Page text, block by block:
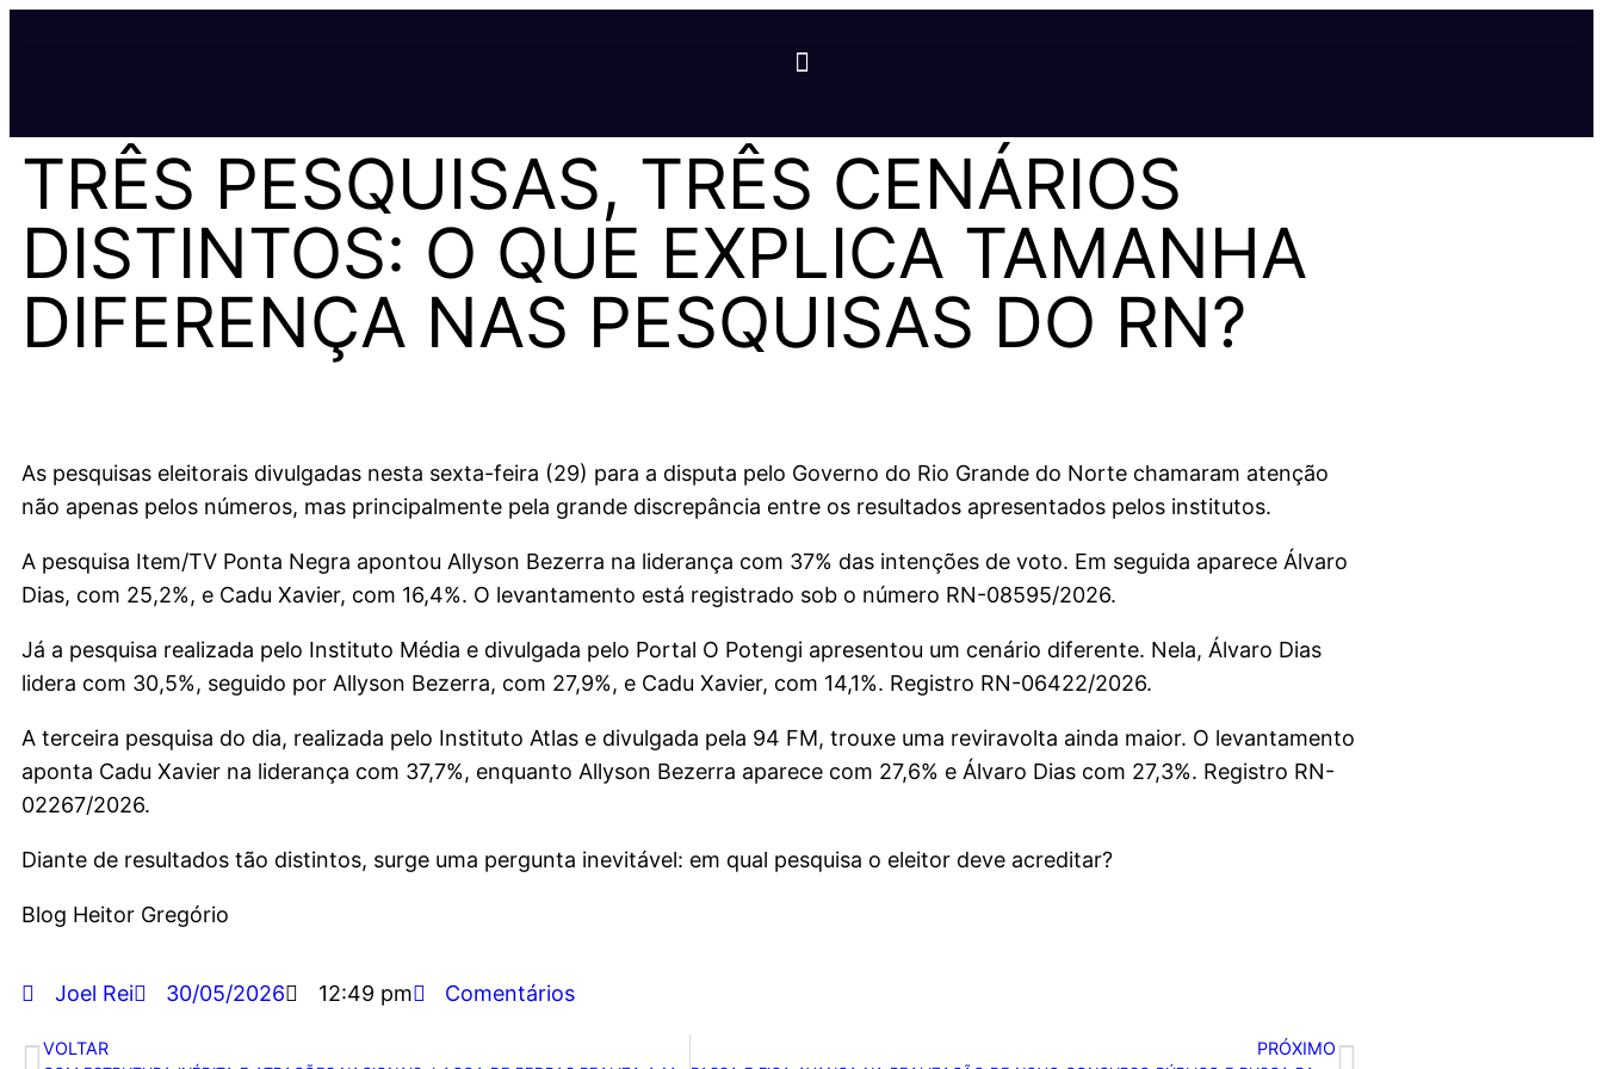
TRÊS PESQUISAS, TRÊS CENÁRIOS
DISTINTOS: O QUE EXPLICA TAMANHA
DIFERENÇA NAS PESQUISAS DO RN?
As pesquisas eleitorais divulgadas nesta sexta-feira (29) para a disputa pelo Governo do Rio Grande do Norte chamaram atenção
não apenas pelos números, mas principalmente pela grande discrepância entre os resultados apresentados pelos institutos.
A pesquisa Item/TV Ponta Negra apontou Allyson Bezerra na liderança com 37% das intenções de voto. Em seguida aparece Álvaro
Dias, com 25,2%, e Cadu Xavier, com 16,4%. O levantamento está registrado sob o número RN-08595/2026.
Já a pesquisa realizada pelo Instituto Média e divulgada pelo Portal O Potengi apresentou um cenário diferente. Nela, Álvaro Dias
lidera com 30,5%, seguido por Allyson Bezerra, com 27,9%, e Cadu Xavier, com 14,1%. Registro RN-06422/2026.
A terceira pesquisa do dia, realizada pelo Instituto Atlas e divulgada pela 94 FM, trouxe uma reviravolta ainda maior. O levantamento
aponta Cadu Xavier na liderança com 37,7%, enquanto Allyson Bezerra aparece com 27,6% e Álvaro Dias com 27,3%. Registro RN-
02267/2026.
Diante de resultados tão distintos, surge uma pergunta inevitável: em qual pesquisa o eleitor deve acreditar?
Blog Heitor Gregório
Joel Rei 30/05/2026 12:49 pm Comentários
VOLTAR PRÓXIMO